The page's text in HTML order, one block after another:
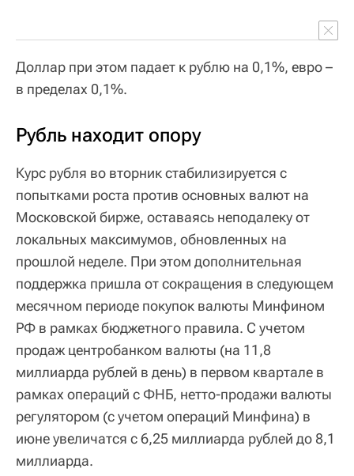
Доллар при этом падает к рублю на 0,1%, евро –
в пределах 0,1%.
Рубль находит опору
Курс рубля во вторник стабилизируется с
попытками роста против основных валют на
Московской бирже, оставаясь неподалеку от
локальных максимумов, обновленных на
прошлой неделе. При этом дополнительная
поддержка пришла от сокращения в следующем
месячном периоде покупок валюты Минфином
РФ в рамках бюджетного правила. С учетом
продаж центробанком валюты (на 11,8
миллиарда рублей в день) в первом квартале в
рамках операций с ФНБ, нетто-продажи валюты
регулятором (с учетом операций Минфина) в
июне увеличатся с 6,25 миллиарда рублей до 8,1
миллиарда.